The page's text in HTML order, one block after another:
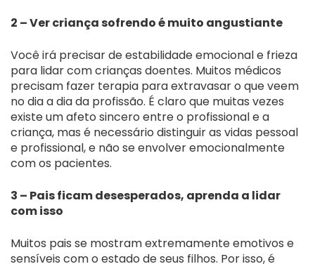
2 – Ver criança sofrendo é muito angustiante
Você irá precisar de estabilidade emocional e frieza
para lidar com crianças doentes. Muitos médicos
precisam fazer terapia para extravasar o que veem
no dia a dia da profissão. É claro que muitas vezes
existe um afeto sincero entre o profissional e a
criança, mas é necessário distinguir as vidas pessoal
e profissional, e não se envolver emocionalmente
com os pacientes.
3 – Pais ficam desesperados, aprenda a lidar
com isso
Muitos pais se mostram extremamente emotivos e
sensíveis com o estado de seus filhos. Por isso, é